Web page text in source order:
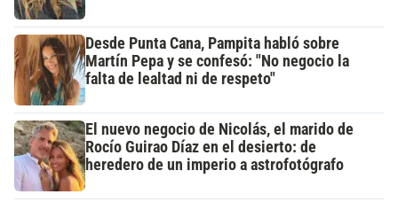
Desde Punta Cana, Pampita habló sobre
Martín Pepa y se confesó: "No negocio la
falta de lealtad ni de respeto"
El nuevo negocio de Nicolás, el marido de
Rocío Guirao Díaz en el desierto: de
heredero de un imperio a astrofotógrafo